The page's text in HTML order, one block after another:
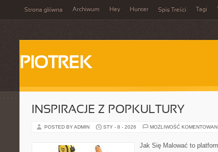
Strona główna Archiwum Hey Hunter Spis Treści Tagi
PIOTREK
INSPIRACJE Z POPKULTURY
POSTED BY ADMIN STY - 8 - 2026 MOŻLIWOŚĆ
Jak Się Malować to